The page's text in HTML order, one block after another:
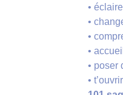
•
•
•
•
• poser
•